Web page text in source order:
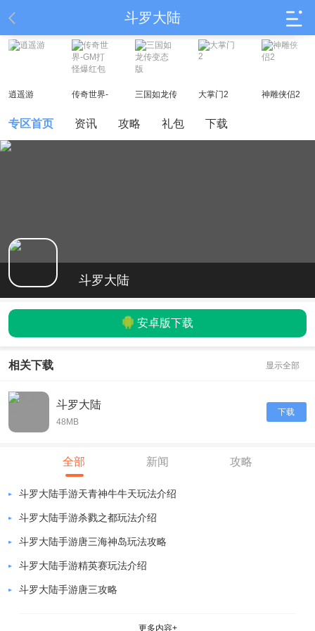
斗罗大陆
逍遥游
传奇世界-
包
三国如龙传
大掌门2 神雕侠侣2
专区首页 资讯 攻略 礼包 下载
斗罗大陆
安卓版下载
相关下载 显示全部
下载
斗罗大陆
48MB
全部 新闻 攻略
斗罗大陆手游天青神牛牛天玩法介绍
斗罗大陆手游杀戮之都玩法介绍
斗罗大陆手游唐三海神岛玩法攻略
斗罗大陆手游精英赛玩法介绍
斗罗大陆手游唐三攻略
更多内容+